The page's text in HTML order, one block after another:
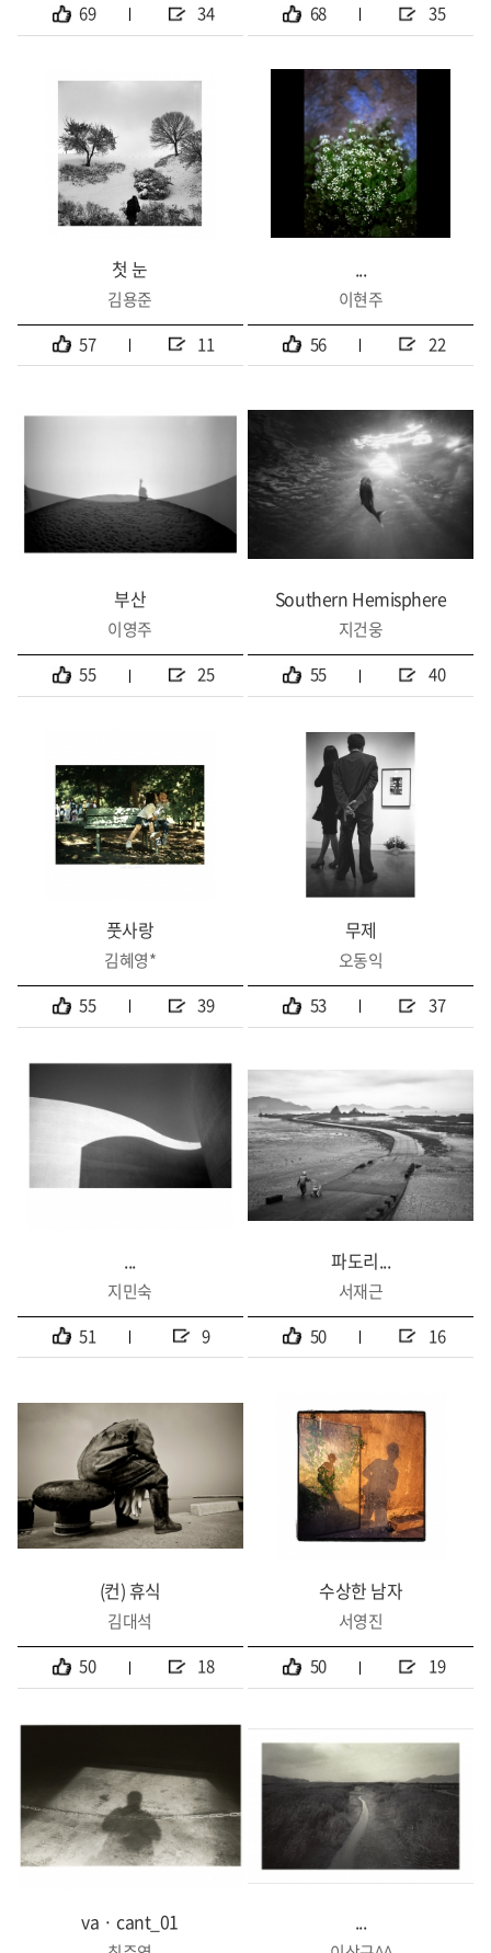
69
34
68
35
첫 눈
김용준
57
11
...
이현주
56
22
부산
이영주
55
25
Southern Hemisphere
지건웅
55
40
풋사랑
김혜영*
55
39
무제
오동익
53
37
...
지민숙
51
9
파도리...
서재근
50
16
(컨) 휴식
김대석
50
18
수상한 남자
서영진
50
19
va · cant_01 ...